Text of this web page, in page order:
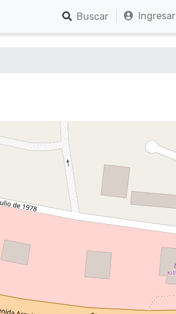
Buscar Ingresar